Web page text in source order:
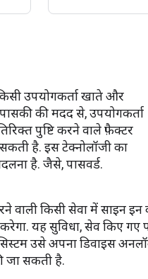
उपयोगकर्ता खाते और
की मदद से, उपयोगकर्ता
पुष्टि करने वाले फ़ैक्टर
सकती है. इस टेक्नोलॉजी का
है. जैसे, पासवर्ड.
वाली किसी सेवा में साइन
यह सुविधा, सेव किए गए
उसे अपना डिवाइस
जा सकती है.